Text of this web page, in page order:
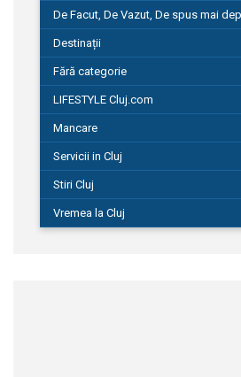
De Facut, De Vazut, De spus mai
Destinații
Fără categorie
LIFESTYLE Cluj.com
Mancare
Servicii in Cluj
Stiri Cluj
Vremea la Cluj